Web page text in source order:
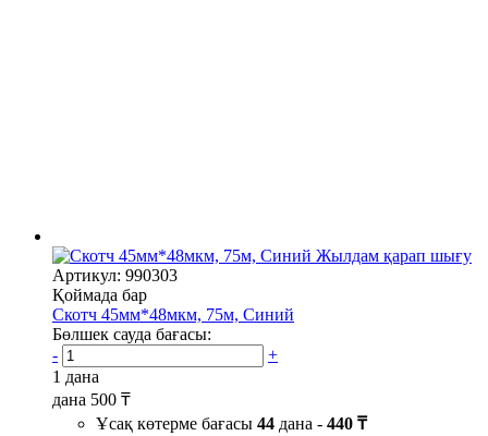
Жылдам қарап шығу
Артикул: 990303
Қоймада бар
Скотч 45мм*48мкм, 75м, Синий
Бөлшек сауда бағасы:
-
+
1 дана
дана 500 ₸
Ұсақ көтерме бағасы 44 дана - 440 ₸